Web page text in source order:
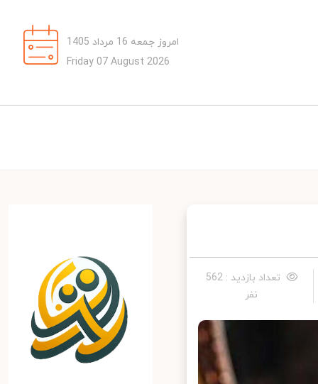
امروز جمعه 16 مرداد 1405
Friday 07 August 2026
تعداد بازدید : 562
نفر